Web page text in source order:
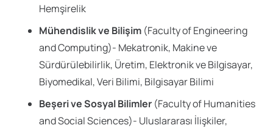
Hemşirelik
Mühendislik ve Bilişim (Faculty of Engineering
and Computing)- Mekatronik, Makine ve
Sürdürülebilirlik, Üretim, Elektronik ve Bilgisayar,
Biyomedikal, Veri Bilimi, Bilgisayar Bilimi
Beşeri ve Sosyal Bilimler (Faculty of Humanities
and Social Sciences)- Uluslararası İlişkiler,